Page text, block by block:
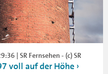
| SR Fernsehen - (c) SR
voll auf der Höhe